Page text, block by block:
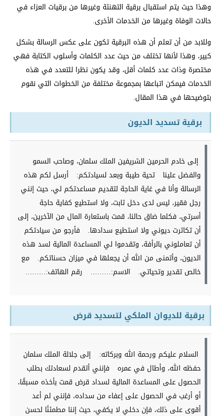
وهذا حيث يتم استقبال برقية التهنئة وغيرها من برقيات العزاء في
حالات الوفاة وغيرها من الخدمات الأخرى.
وللابد من أن تعلم أن هذه البرقية تكون على عكس الرسالة بشكل
كبير، وهذا لأنها تختلف من حيث عدد الكلمات وأسلوب الكتابة فهي
مختصرة وذات عدد كلمات أقل، وقد يكون نظرا للتعدد في هذه
الخدمات فيمكن اتباعها بمجموعة مختلفة من الخطوات التي نقوم
بتوضيحها في هذا المقال.
برقية تسديد الديون
إلى خادم الحرمين الشريفين الملك سلمان، وصاحب السمو
والفضل علينا
تحية طيبة وبعد لسيادتكم:
أرسل لكم هذه
الرسالة وأنا في غاية الحاجة لتقديم مساعدتكم لي، حيث إنني
رجل فقير، ليس لدى دخل ثابت، ولا استطيع كفاية حاجة
أسرتي، فكلما ضاق حالنا، قمت باستعارة المال من الآخرين، إلى
أن تكاثرت ديوني ولا استطيع سدادها.
فأرجو من سيادتكم
أن تعاملوني بالرأفة، وتقدموا لي المساعدة المالية لسد هذه
الديون، وأتمنى من الله أن يجعلها في ميزان حسناتكم.
مع
خالص تقدير وتحياتي.
الاسم:……… رقم الهاتف:………
برقية للديوان الملكي لتسديد قرض
السلام عليكم ورحمة الله وبركاته:
إلى جلالة الملك سلمان
حفظه الله، وأطال في عمره
فإنني أتقدم لسعادتك بطلب
الحصول على المساعدة المالية لسداد قرض قمت بأخذه مسبقًا،
أو أرغب في الحصول على إعفاء من سداده، فإنني لم أعد
أقوى على ذلك، فإن دخلي لا يكفي، حيث إننا مطمئنًا لحسن